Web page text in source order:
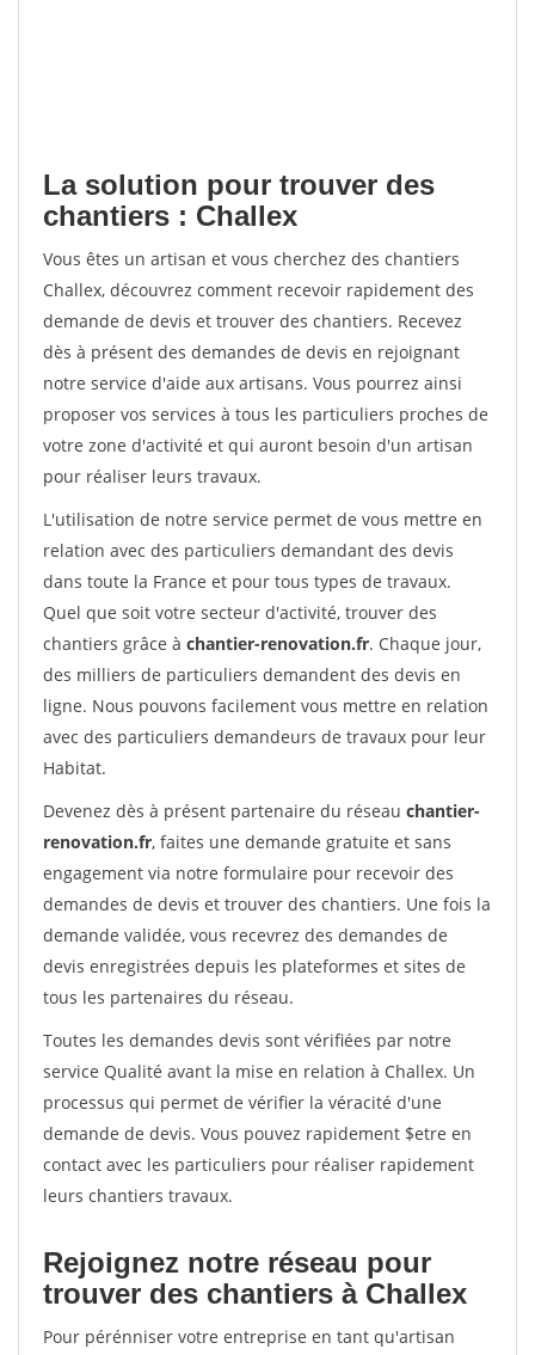
La solution pour trouver des
chantiers : Challex
Vous êtes un artisan et vous cherchez des chantiers
Challex, découvrez comment recevoir rapidement des
demande de devis et trouver des chantiers. Recevez
dès à présent des demandes de devis en rejoignant
notre service d'aide aux artisans. Vous pourrez ainsi
proposer vos services à tous les particuliers proches de
votre zone d'activité et qui auront besoin d'un artisan
pour réaliser leurs travaux.
L'utilisation de notre service permet de vous mettre en
relation avec des particuliers demandant des devis
dans toute la France et pour tous types de travaux.
Quel que soit votre secteur d'activité, trouver des
chantiers grâce à chantier-renovation.fr. Chaque jour,
des milliers de particuliers demandent des devis en
ligne. Nous pouvons facilement vous mettre en relation
avec des particuliers demandeurs de travaux pour leur
Habitat.
Devenez dès à présent partenaire du réseau chantier-
renovation.fr, faites une demande gratuite et sans
engagement via notre formulaire pour recevoir des
demandes de devis et trouver des chantiers. Une fois la
demande validée, vous recevrez des demandes de
devis enregistrées depuis les plateformes et sites de
tous les partenaires du réseau.
Toutes les demandes devis sont vérifiées par notre
service Qualité avant la mise en relation à Challex. Un
processus qui permet de vérifier la véracité d'une
demande de devis. Vous pouvez rapidement $etre en
contact avec les particuliers pour réaliser rapidement
leurs chantiers travaux.
Rejoignez notre réseau pour
trouver des chantiers à Challex
Pour pérénniser votre entreprise en tant qu'artisan